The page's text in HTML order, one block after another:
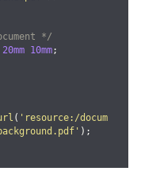
*/
20mm 10mm;
( 'resource:/docum
);